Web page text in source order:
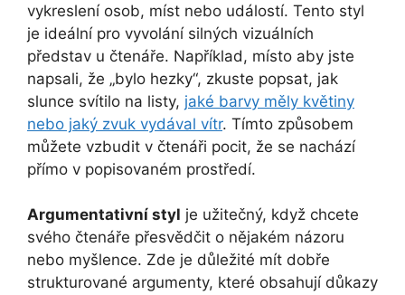
vykreslení osob, míst nebo událostí. Tento styl
je ideální pro vyvolání silných vizuálních
představ u čtenáře. Například, místo aby jste
napsali, že „bylo hezky“, zkuste popsat, jak
slunce svítilo na listy, jaké barvy měly květiny
nebo jaký zvuk vydával vítr. Tímto způsobem
můžete vzbudit v čtenáři pocit, že se nachází
přímo v popisovaném prostředí.
Argumentativní styl je užitečný, když chcete
svého čtenáře přesvědčit o nějakém názoru
nebo myšlence. Zde je důležité mít dobře
strukturované argumenty, které obsahují důkazy